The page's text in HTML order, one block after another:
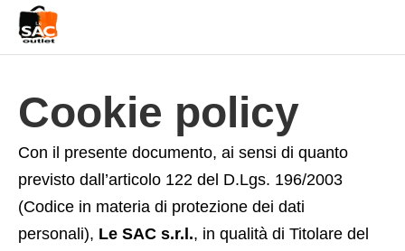
Cookie policy
Con il presente documento, ai sensi di quanto
previsto dall’articolo 122 del D.Lgs. 196/2003
(Codice in materia di protezione dei dati
personali), Le SAC s.r.l., in qualità di Titolare del